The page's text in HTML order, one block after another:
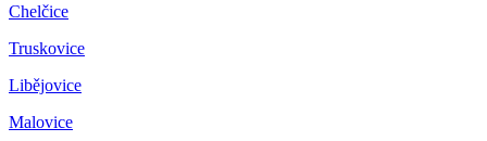
Chelčice
Truskovice
Libějovice
Malovice